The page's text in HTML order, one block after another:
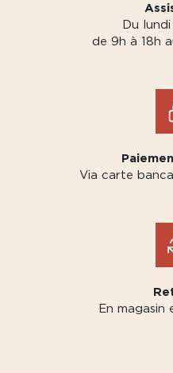
Du lundi
de 9h à 18h
Via carte
En magasin